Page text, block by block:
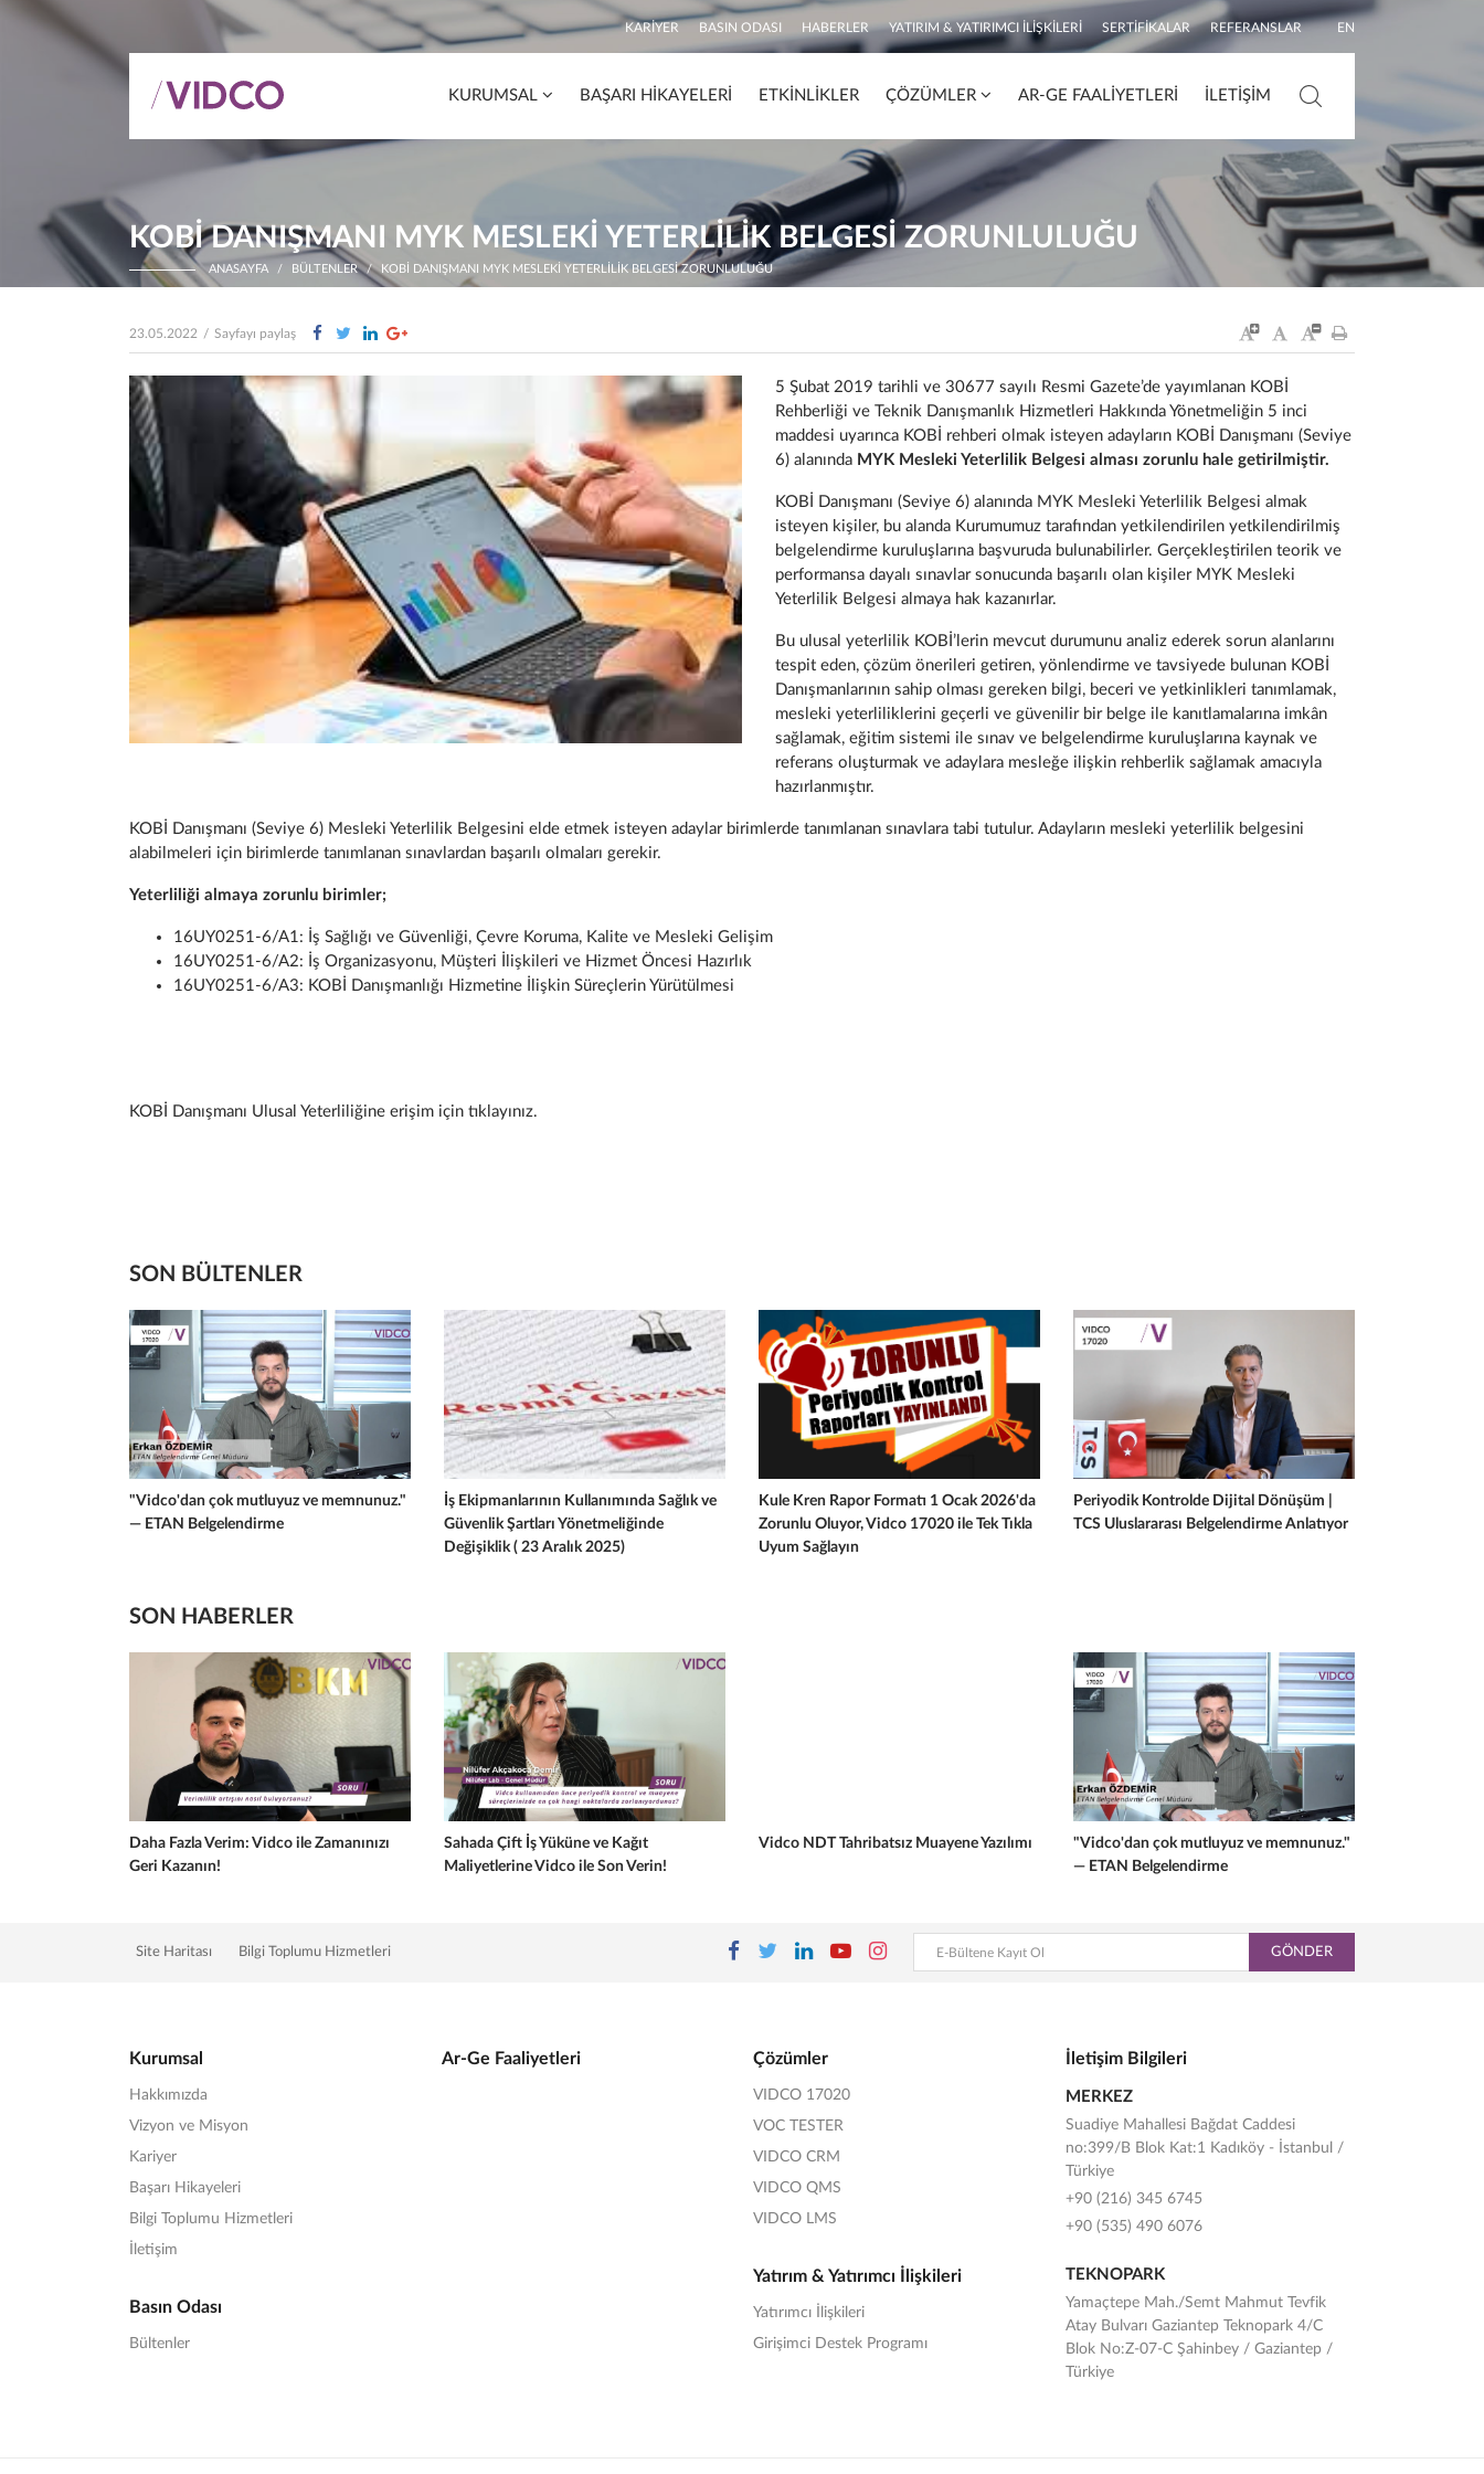
KARIYER BASIN ODASI HABERLER YATIRIM & YATIRIMCI İLIŞKILERI SERTIFIKALAR REFERANSLAR EN
KURUMSAL BAŞARI HIKAYELERI ETKINLIKLER ÇÖZÜMLER AR-GE FAALIYETLERI İLETIŞIM
KOBİ DANIŞMANI MYK MESLEKI YETERLILIK BELGESI ZORUNLULUĞU
ANASAYFA BÜLTENLER KOBİ DANIŞMANI MYK MESLEKI YETERLILIK BELGESI ZORUNLULUĞU
23.05.2022 / Sayfayı paylaş
5 Şubat 2019 tarihli ve 30677 sayılı Resmi Gazete’de yayımlanan KOBİ
Rehberliği ve Teknik Danışmanlık Hizmetleri Hakkında Yönetmeliğin 5 inci
maddesi uyarınca KOBİ rehberi olmak isteyen adayların KOBİ Danışmanı (Seviye
6) alanında MYK Mesleki Yeterlilik Belgesi alması zorunlu hale getirilmiştir.
KOBİ Danışmanı (Seviye 6) alanında MYK Mesleki Yeterlilik Belgesi almak
isteyen kişiler, bu alanda Kurumumuz tarafından yetkilendirilen yetkilendirilmiş
belgelendirme kuruluşlarına başvuruda bulunabilirler. Gerçekleştirilen teorik ve
performansa dayalı sınavlar sonucunda başarılı olan kişiler MYK Mesleki
Yeterlilik Belgesi almaya hak kazanırlar.
Bu ulusal yeterlilik KOBİ’lerin mevcut durumunu analiz ederek sorun alanlarını
tespit eden, çözüm önerileri getiren, yönlendirme ve tavsiyede bulunan KOBİ
Danışmanlarının sahip olması gereken bilgi, beceri ve yetkinlikleri tanımlamak,
mesleki yeterliliklerini geçerli ve güvenilir bir belge ile kanıtlamalarına imkân
sağlamak, eğitim sistemi ile sınav ve belgelendirme kuruluşlarına kaynak ve
referans oluşturmak ve adaylara mesleğe ilişkin rehberlik sağlamak amacıyla
hazırlanmıştır.
KOBİ Danışmanı (Seviye 6) Mesleki Yeterlilik Belgesini elde etmek isteyen adaylar birimlerde tanımlanan sınavlara tabi tutulur. Adayların mesleki yeterlilik belgesini
alabilmeleri için birimlerde tanımlanan sınavlardan başarılı olmaları gerekir.
Yeterliliği almaya zorunlu birimler;
16UY0251-6/A1: İş Sağlığı ve Güvenliği, Çevre Koruma, Kalite ve Mesleki Gelişim
16UY0251-6/A2: İş Organizasyonu, Müşteri İlişkileri ve Hizmet Öncesi Hazırlık
16UY0251-6/A3: KOBİ Danışmanlığı Hizmetine İlişkin Süreçlerin Yürütülmesi
KOBİ Danışmanı Ulusal Yeterliliğine erişim için tıklayınız.
SON BÜLTENLER
"Vidco'dan çok mutluyuz ve memnunuz."
— ETAN Belgelendirme
İş Ekipmanlarının Kullanımında Sağlık ve
Güvenlik Şartları Yönetmeliğinde
Değişiklik ( 23 Aralık 2025)
Kule Kren Rapor Formatı 1 Ocak 2026'da
Zorunlu Oluyor, Vidco 17020 ile Tek Tıkla
Uyum Sağlayın
Periyodik Kontrolde Dijital Dönüşüm |
TCS Uluslararası Belgelendirme Anlatıyor
SON HABERLER
Daha Fazla Verim: Vidco ile Zamanınızı
Geri Kazanın!
Sahada Çift İş Yüküne ve Kağıt
Maliyetlerine Vidco ile Son Verin!
Vidco NDT Tahribatsız Muayene Yazılımı
"Vidco'dan çok mutluyuz ve memnunuz."
— ETAN Belgelendirme
Site Haritası Bilgi Toplumu Hizmetleri GÖNDER
Kurumsal
Hakkımızda
Vizyon ve Misyon
Kariyer
Başarı Hikayeleri
Bilgi Toplumu Hizmetleri
İletişim
Basın Odası
Bültenler
Ar-Ge Faaliyetleri Çözümler
VIDCO 17020
VOC TESTER
VIDCO CRM
VIDCO QMS
VIDCO LMS
Yatırım & Yatırımcı İlişkileri
Yatırımcı İlişkileri
Girişimci Destek Programı
İletişim Bilgileri
MERKEZ
Suadiye Mahallesi Bağdat Caddesi
no:399/B Blok Kat:1 Kadıköy - İstanbul /
Türkiye
+90 (216) 345 6745
+90 (535) 490 6076
TEKNOPARK
Yamaçtepe Mah./Semt Mahmut Tevfik
Atay Bulvarı Gaziantep Teknopark 4/C
Blok No:Z-07-C Şahinbey / Gaziantep /
Türkiye